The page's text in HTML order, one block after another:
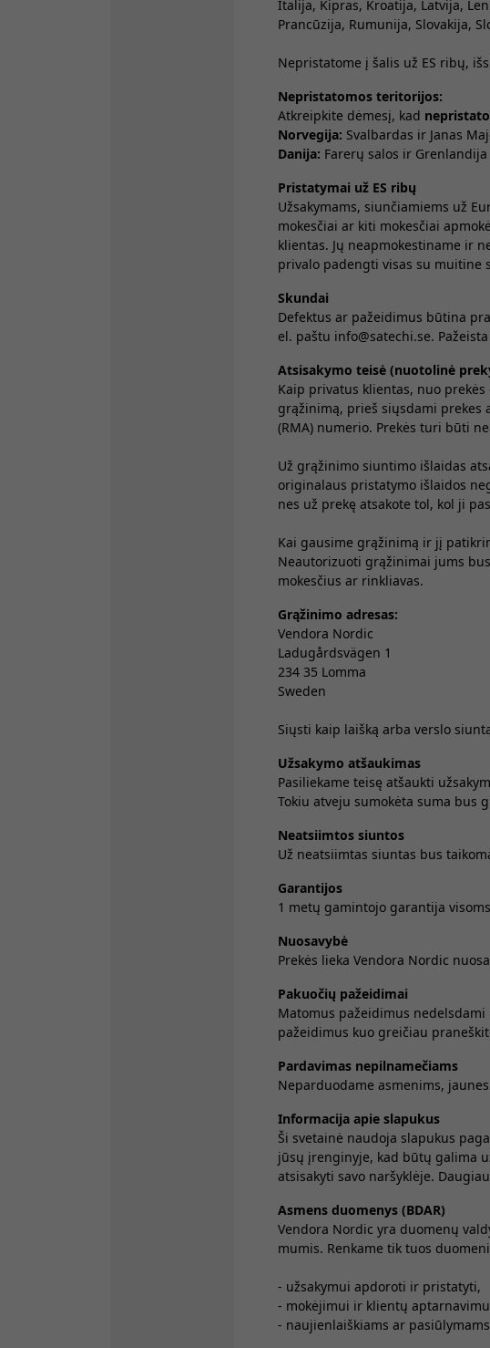
Italija, Kipras, Kroatija, Latvija,
Prancūzija, Rumunija, Slovakija,
Nepristatome į šalis už ES ribų,
Nepristatomos teritorijos:
Atkreipkite dėmesį, kad
Norvegija: Svalbardas ir Janas
Danija: Farerų salos ir Grenlandija
Pristatymai už ES ribų
Užsakymams, siunčiamiems už
mokesčiai ar kiti mokesčiai
klientas. Jų neapmokestiname ir
privalo padengti visas su muitine
Skundai
Defektus ar pažeidimus būtina
el. paštu info@satechi.se.
Atsisakymo teisė (nuotolinė
Kaip privatus klientas, nuo
grąžinimą, prieš siųsdami prekes
(RMA) numerio. Prekės turi būti
Už grąžinimo siuntimo išlaidas
originalaus pristatymo išlaidos
nes už prekę atsakote tol, kol ji
Kai gausime grąžinimą ir jį
Neautorizuoti grąžinimai jums
mokesčius ar rinkliavas.
Grąžinimo adresas:
Vendora Nordic
Ladugårdsvägen 1
234 35 Lomma
Sweden
Siųsti kaip laišką arba verslo
Užsakymo atšaukimas
Pasiliekame teisę atšaukti
Tokiu atveju sumokėta suma bus
Neatsiimtos siuntos
Už neatsiimtas siuntas bus
Garantijos
1 metų gamintojo garantija
Nuosavybė
Prekės lieka Vendora Nordic
Pakuočių pažeidimai
Matomus pažeidimus
pažeidimus kuo greičiau
Pardavimas nepilnamečiams
Neparduodame asmenims,
Informacija apie slapukus
Ši svetainė naudoja slapukus
jūsų įrenginyje, kad būtų galima
atsisakyti savo naršyklėje.
Asmens duomenys (BDAR)
Vendora Nordic yra duomenų
mumis. Renkame tik tuos
- užsakymui apdoroti ir pristatyti,
- mokėjimui ir klientų
- naujienlaiškiams ar